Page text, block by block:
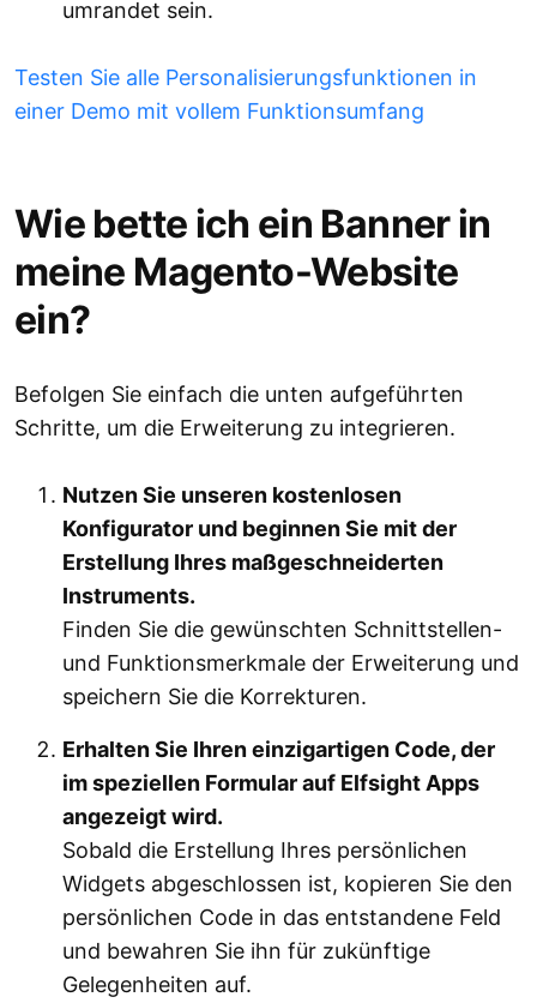
umrandet sein.
Testen Sie alle Personalisierungsfunktionen in
einer Demo mit vollem Funktionsumfang
Wie bette ich ein Banner in
meine Magento-Website
ein?
Befolgen Sie einfach die unten aufgeführten
Schritte, um die Erweiterung zu integrieren.
Nutzen Sie unseren kostenlosen
Konfigurator und beginnen Sie mit der
Erstellung Ihres maßgeschneiderten
Instruments.
Finden Sie die gewünschten Schnittstellen-
und Funktionsmerkmale der Erweiterung und
speichern Sie die Korrekturen.
Erhalten Sie Ihren einzigartigen Code, der
im speziellen Formular auf Elfsight Apps
angezeigt wird.
Sobald die Erstellung Ihres persönlichen
Widgets abgeschlossen ist, kopieren Sie den
persönlichen Code in das entstandene Feld
und bewahren Sie ihn für zukünftige
Gelegenheiten auf.